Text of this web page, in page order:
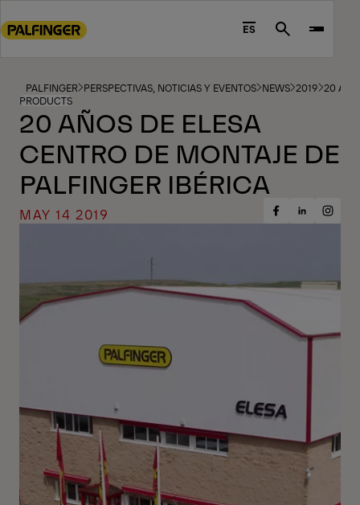
to
footer
content
ES Search
PALFINGER PERSPECTIVAS, NOTICIAS Y EVENTOS NEWS 2019 20
PRODUCTS
20 AÑOS DE ELESA
CENTRO DE MONTAJE DE
PALFINGER IBÉRICA
MAY 14 2019
ShareShareShare